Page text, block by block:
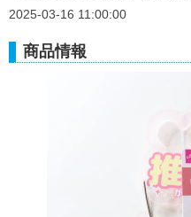
2025-03-16 11:00:00
商品情報